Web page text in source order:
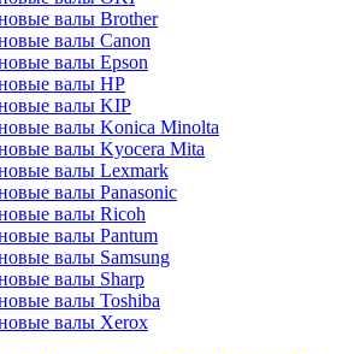
валы Brother
валы Canon
валы Epson
валы HP
валы KIP
валы Konica Minolta
валы Kyocera Mita
валы Lexmark
валы Panasonic
валы Ricoh
валы Pantum
валы Samsung
валы Sharp
валы Toshiba
валы Xerox